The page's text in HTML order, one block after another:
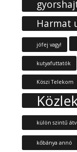
Harmat
jófej vagy!
kutyafuttatók
Köszi Telekom
külön szintű
kőbánya annó